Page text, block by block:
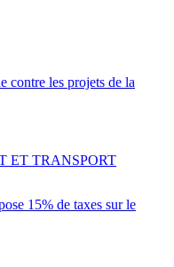
contre les projets de la
15% de taxes sur le
ET TRANSPORT